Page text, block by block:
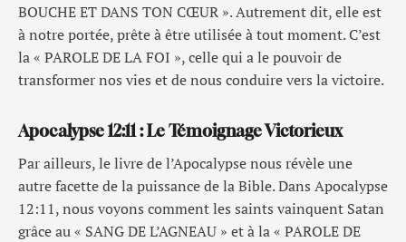
BOUCHE ET DANS TON CŒUR ». Autrement dit, elle est
à notre portée, prête à être utilisée à tout moment. C’est
la « PAROLE DE LA FOI », celle qui a le pouvoir de
transformer nos vies et de nous conduire vers la victoire.
Apocalypse 12:11 : Le Témoignage Victorieux
Par ailleurs, le livre de l’Apocalypse nous révèle une
autre facette de la puissance de la Bible. Dans Apocalypse
12:11, nous voyons comment les saints vainquent Satan
grâce au « SANG DE L’AGNEAU » et à la « PAROLE DE